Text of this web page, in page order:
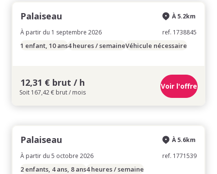
Palaiseau
À partir du 1 septembre 2026
À 5.2km
ref. 1738845
1 enfant, 10 ans4 heures / semaineVéhicule nécessaire
12,31 € brut / h
Soit 167,42 € brut / mois
Voir l'offre
Palaiseau
À partir du 5 octobre 2026
À 5.6km
ref. 1771539
2 enfants, 4 ans, 8 ans4 heures / semaine